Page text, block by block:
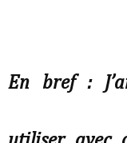
En bref :